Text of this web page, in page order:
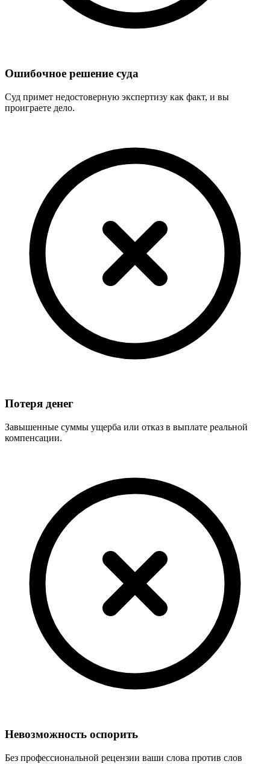
Ошибочное решение суда
Суд примет недостоверную экспертизу как факт, и вы
проиграете дело.
Потеря денег
Завышенные суммы ущерба или отказ в выплате реальной
компенсации.
Невозможность оспорить
Без профессиональной рецензии ваши слова против слов